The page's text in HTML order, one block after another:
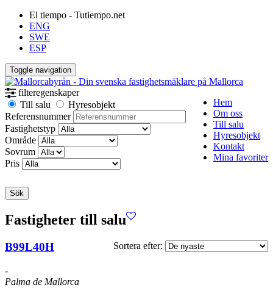
El tiempo - Tutiempo.net
ENG
SWE
ESP
Toggle navigation
Hem
Om oss
Till salu
Hyresobjekt
Kontakt
Mina favoriter
filteregenskaper
Till salu
Hyresobjekt
Referensnummer
Fastighetstyp
Område
Sovrum
Pris
Sök
Fastigheter till salu
Sortera efter:
B99L40H
-
Palma de Mallorca